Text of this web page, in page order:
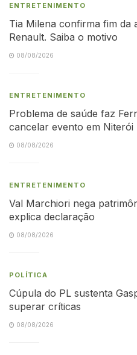
ENTRETENIMENTO
Tia Milena confirma fim da
Renault. Saiba o motivo
08/08/2026
ENTRETENIMENTO
Problema de saúde faz
cancelar evento em Niterói
08/08/2026
ENTRETENIMENTO
Val Marchiori nega
explica declaração
08/08/2026
POLÍTICA
Cúpula do PL sustenta
superar críticas
08/08/2026